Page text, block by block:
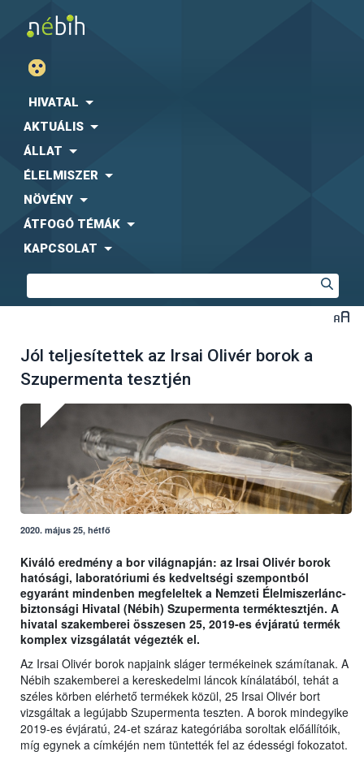
HIVATAL
AKTUÁLIS
ÁLLAT
ÉLELMISZER
NÖVÉNY
ÁTFOGÓ TÉMÁK
KAPCSOLAT
Jól teljesítettek az Irsai Olivér borok a
Szupermenta tesztjén
2020. május 25, hétfő
Kiváló eredmény a bor világnapján: az Irsai Olivér borok
hatósági, laboratóriumi és kedveltségi szempontból
egyaránt mindenben megfeleltek a Nemzeti Élelmiszerlánc-
biztonsági Hivatal (Nébih) Szupermenta terméktesztjén. A
hivatal szakemberei összesen 25, 2019-es évjáratú termék
komplex vizsgálatát végezték el.
Az Irsai Olivér borok napjaink sláger termékeinek számítanak. A
Nébih szakemberei a kereskedelmi láncok kínálatából, tehát a
széles körben elérhető termékek közül, 25 Irsai Olivér bort
vizsgáltak a legújabb Szupermenta teszten. A borok mindegyike
2019-es évjáratú, 24-et száraz kategóriába soroltak előállítóik,
míg egynek a címkéjén nem tüntették fel az édességi fokozatot.